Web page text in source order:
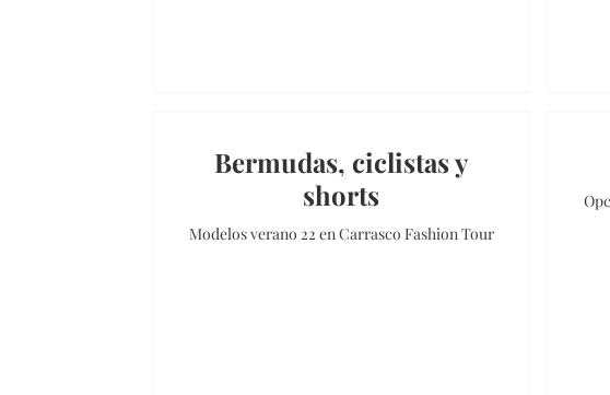
Bermudas, ciclistas y
shorts
Modelos verano 22 en Carrasco Fashion Tour